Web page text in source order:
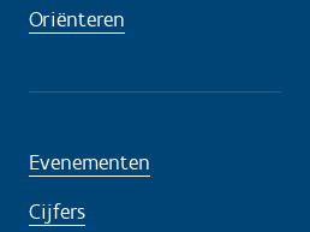
Oriënteren
Evenementen
Cijfers